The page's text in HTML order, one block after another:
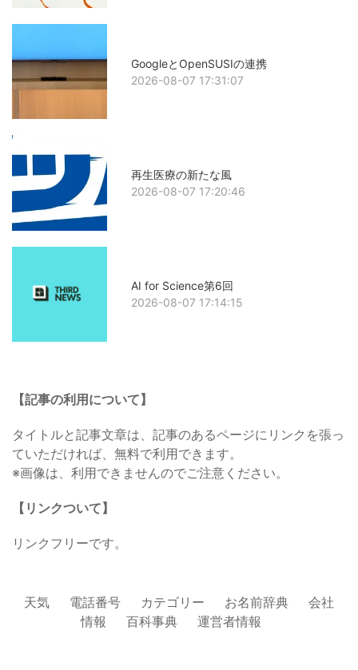
GoogleとOpenSUSIの連携
2026-08-07 17:31:07
再生医療の新たな風
2026-08-07 17:20:46
AI for Science第6回
2026-08-07 17:14:15
【記事の利用について】
タイトルと記事文章は、記事のあるページにリンクを張っ
ていただければ、無料で利用できます。
※画像は、利用できませんのでご注意ください。
【リンクついて】
リンクフリーです。
天気 電話番号 カテゴリー お名前辞典
会社
情報
百科事典 運営者情報